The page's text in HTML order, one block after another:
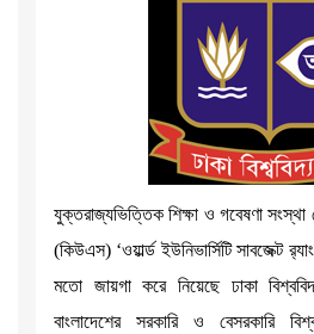
যুক্তরাজ্যভিত্তিক শিক্ষা ও গবেষণা সংস্থা
(কিউএস) ‘ওয়ার্ল্ড ইউনিভার্সিটি সাবজেক্ট
মতো জায়গা করে নিয়েছে ঢাকা
বাংলাদেশের সরকারি ও বেসরকারি